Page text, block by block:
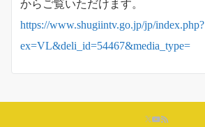
からご覧いただけます。
https://www.shugiintv.go.jp/jp/index.php?
ex=VL&deli_id=54467&media_type=